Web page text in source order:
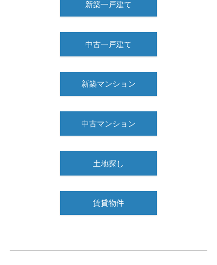
新築一戸建て
中古一戸建て
新築マンション
中古マンション
土地探し
賃貸物件